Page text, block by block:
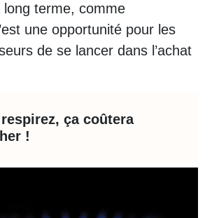
long terme, comme
une opportunité pour les
de se lancer dans l’achat
ça coûtera
!